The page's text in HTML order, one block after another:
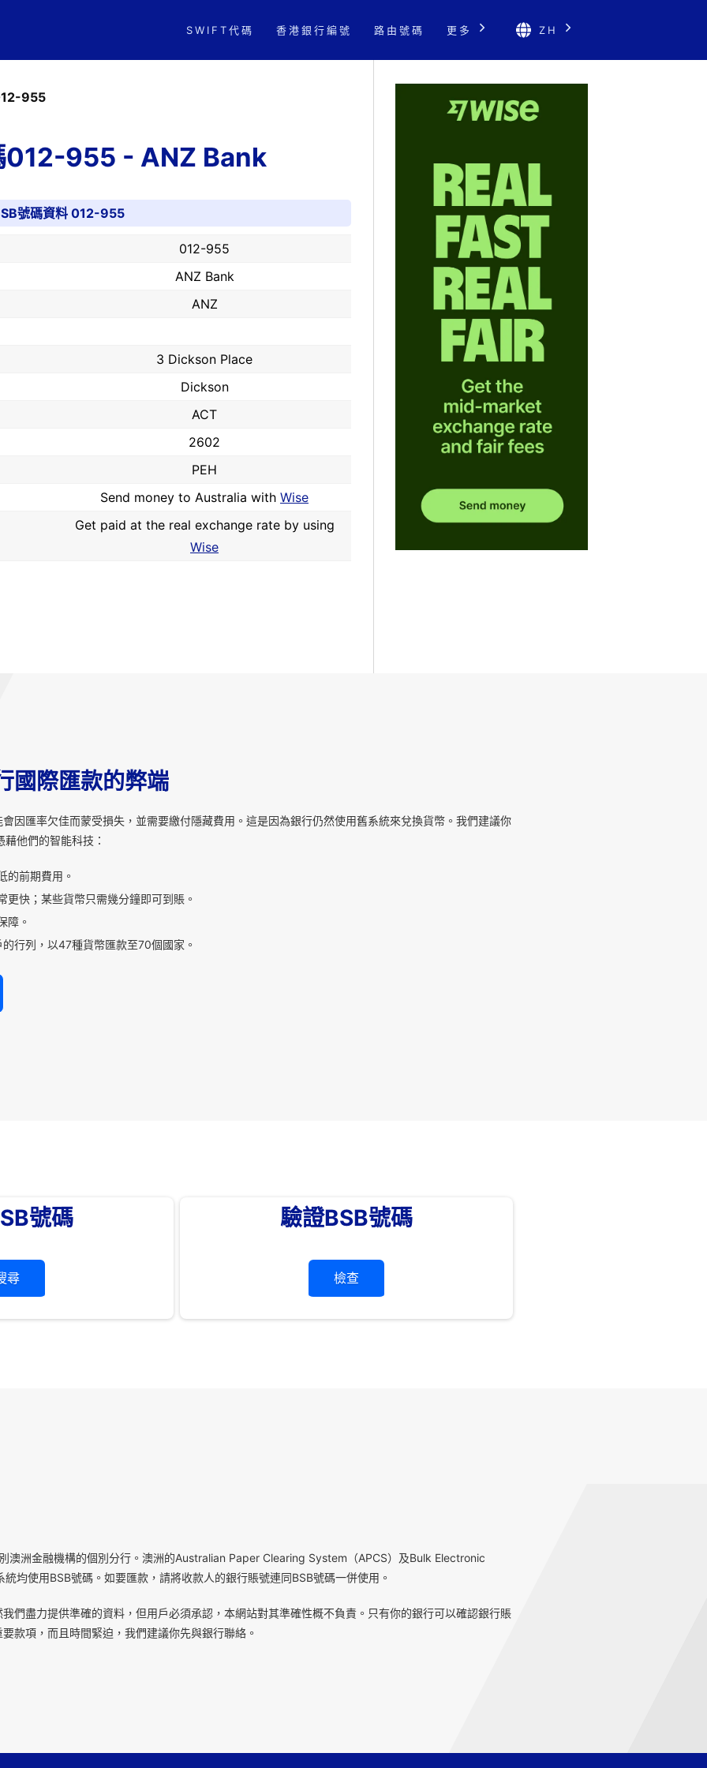
SWIFT代碼 香港銀行編號 路由號碼 更多 ZH
955
012-955 - ANZ Bank
號碼資料 012-955
012-955
ANZ Bank
ANZ
3 Dickson Place
Dickson
ACT
2602
PEH
Send money to Australia with Wise
Get paid at the real exchange rate by using
Wise
國際匯款的弊端
因匯率欠佳而蒙受損失，並需要繳付隱藏費用。這是因為銀行仍然使用舊系統來兌換貨幣。我們建議你
他們的智能科技：
的前期費用。
更快；某些貨幣只需幾分鐘即可到賬。
障。
行列，以47種貨幣匯款至70個國家。
號碼
尋
驗證BSB號碼
檢查
澳洲金融機構的個別分行。澳洲的Australian Paper Clearing System（APCS）及Bulk Electronic
均使用BSB號碼。如要匯款，請將收款人的銀行賬號連同BSB號碼一併使用。
們盡力提供準確的資料，但用戶必須承認，本網站對其準確性概不負責。只有你的銀行可以確認銀行賬
款項，而且時間緊迫，我們建議你先與銀行聯絡。